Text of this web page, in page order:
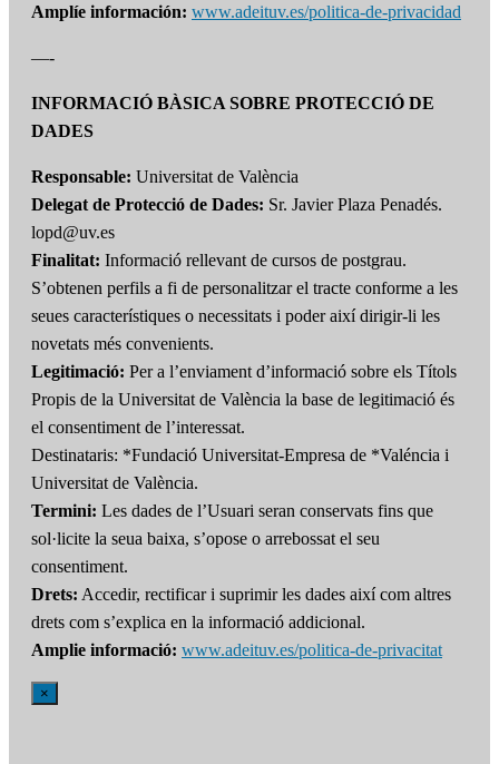
Amplíe información: www.adeituv.es/politica-de-privacidad
—-
INFORMACIÓ BÀSICA SOBRE PROTECCIÓ DE
DADES
Responsable: Universitat de València
Delegat de Protecció de Dades: Sr. Javier Plaza Penadés.
lopd@uv.es
Finalitat: Informació rellevant de cursos de postgrau.
S’obtenen perfils a fi de personalitzar el tracte conforme a les
seues característiques o necessitats i poder així dirigir-li les
novetats més convenients.
Legitimació: Per a l’enviament d’informació sobre els Títols
Propis de la Universitat de València la base de legitimació és
el consentiment de l’interessat.
Destinataris: *Fundació Universitat-Empresa de *Valéncia i
Universitat de València.
Termini: Les dades de l’Usuari seran conservats fins que
sol·licite la seua baixa, s’opose o arrebossat el seu
consentiment.
Drets: Accedir, rectificar i suprimir les dades així com altres
drets com s’explica en la informació addicional.
Amplie informació: www.adeituv.es/politica-de-privacitat
×